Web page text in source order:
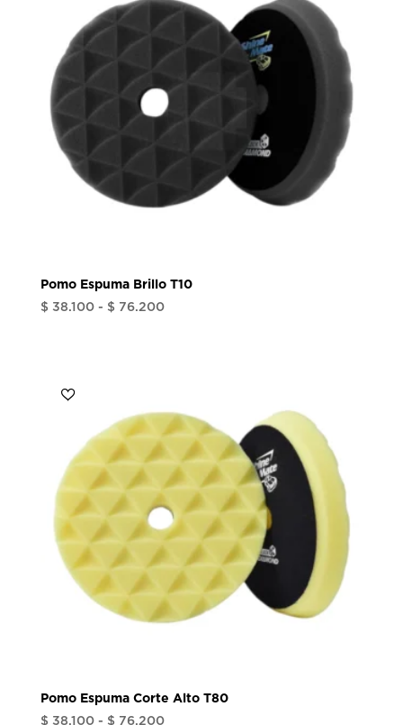
$ 76.200
Pomo Espuma Brillo T10
$ 38.100 - $ 76.200Rango
hasta
$ 76.200
Pomo Espuma Corte Alto T80
$ 38.100 - $ 76.200Rango